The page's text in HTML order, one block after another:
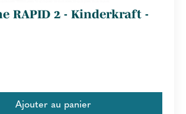
RAPID 2 - Kinderkraft -